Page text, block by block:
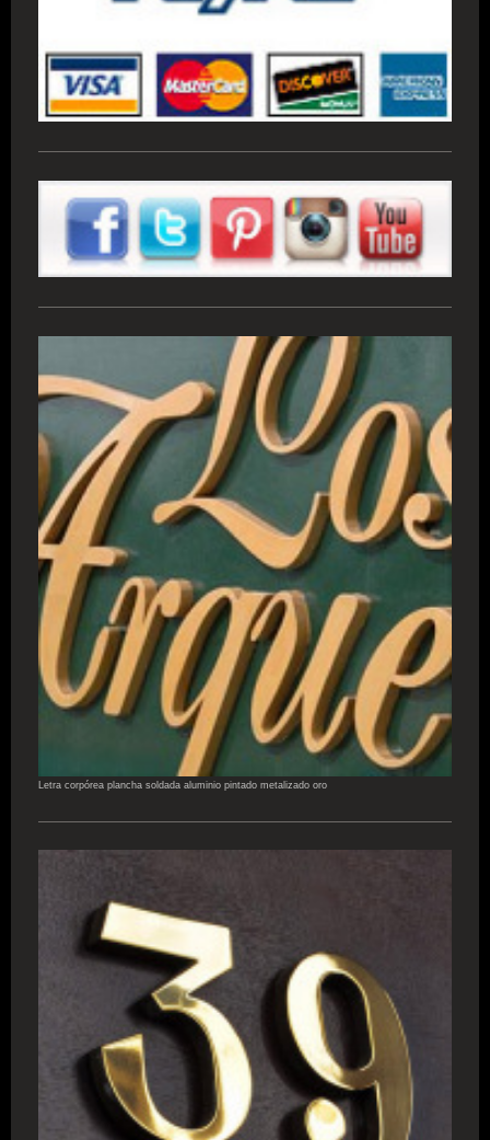
Letra corpórea plancha soldada aluminio pintado metalizado oro